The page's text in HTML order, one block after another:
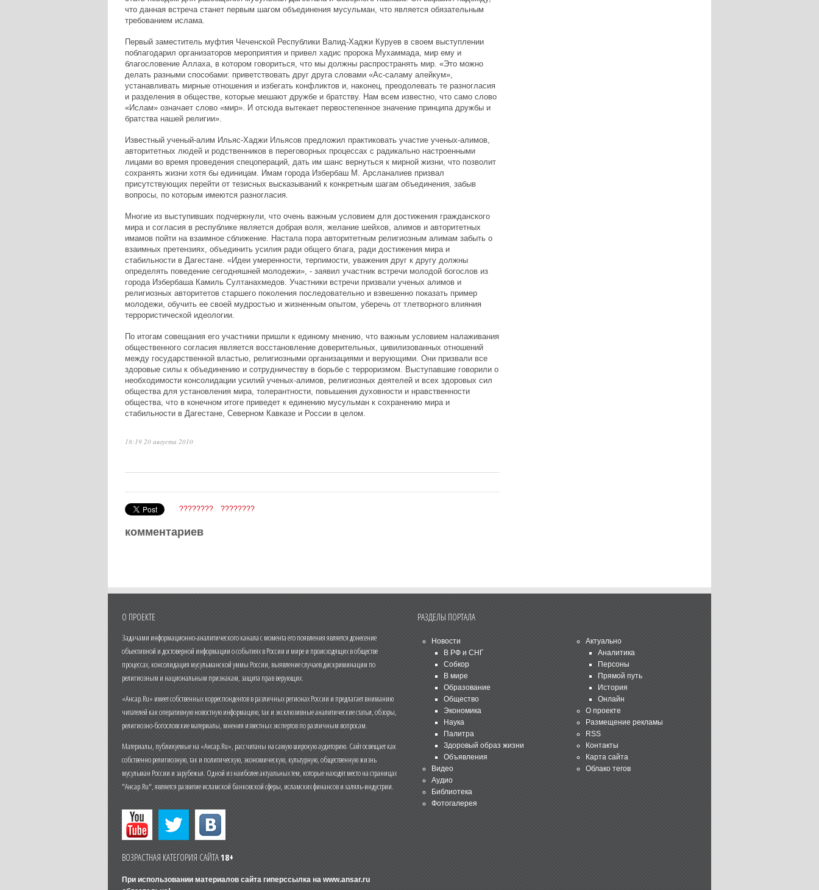
что данная встреча станет первым шагом объединения мусульман, что является обязательным
требованием ислама.
Первый заместитель муфтия Чеченской Республики Валид-Хаджи Куруев в своем выступлении
поблагодарил организаторов мероприятия и привел хадис пророка Мухаммада, мир ему и
благословение Аллаха, в котором говориться, что мы должны распространять мир. «Это можно
делать разными способами: приветствовать друг друга словами «Ас-саламу алейкум»,
устанавливать мирные отношения и избегать конфликтов и, наконец, преодолевать те разногласия
и разделения в обществе, которые мешают дружбе и братству. Нам всем известно, что само слово
«Ислам» означает слово «мир». И отсюда вытекает первостепенное значение принципа дружбы и
братства нашей религии».
Известный ученый-алим Ильяс-Хаджи Ильясов предложил практиковать участие ученых-алимов,
авторитетных людей и родственников в переговорных процессах с радикально настроенными
лицами во время проведения спецопераций, дать им шанс вернуться к мирной жизни, что позволит
сохранять жизни хотя бы единицам. Имам города Избербаш М. Арсланалиев призвал
присутствующих перейти от тезисных высказываний к конкретным шагам объединения, забыв
вопросы, по которым имеются разногласия.
Многие из выступивших подчеркнули, что очень важным условием для достижения гражданского
мира и согласия в республике является добрая воля, желание шейхов, алимов и авторитетных
имамов пойти на взаимное сближение. Настала пора авторитетным религиозным алимам забыть о
взаимных претензиях, объединить усилия ради общего блага, ради достижения мира и
стабильности в Дагестане. «Идеи умеренности, терпимости, уважения друг к другу должны
определять поведение сегодняшней молодежи», - заявил участник встречи молодой богослов из
города Избербаша Камиль Султанахмедов. Участники встречи призвали ученых алимов и
религиозных авторитетов старшего поколения последовательно и взвешенно показать пример
молодежи, обучить ее своей мудростью и жизненным опытом, уберечь от тлетворного влияния
террористической идеологии.
По итогам совещания его участники пришли к единому мнению, что важным условием налаживания
общественного согласия является восстановление доверительных, цивилизованных отношений
между государственной властью, религиозными организациями и верующими. Они призвали все
здоровые силы к объединению и сотрудничеству в борьбе с терроризмом. Выступавшие говорили о
необходимости консолидации усилий ученых-алимов, религиозных деятелей и всех здоровых сил
общества для установления мира, толерантности, повышения духовности и нравственности
общества, что в конечном итоге приведет к единению мусульман к сохранению мира и
стабильности в Дагестане, Северном Кавказе и России в целом.
18:19 20 августа 2010
???????? ????????
комментариев
О ПРОЕКТЕ
Задачами информационно-аналитического канала с момента его появления является донесение
объективной и достоверной информации о событиях в России и мире и происходящих в обществе
процессах, консолидация мусульманской уммы России, выявление случаев дискриминации по
религиозным и национальным признакам, защита прав верующих.
«Ансар.Ru» имеет собственных корреспондентов в различных регионах России и предлагает вниманию
читателей как оперативную новостную информацию, так и эксклюзивные аналитические статьи, обзоры,
религиозно-богословские материалы, мнения известных экспертов по различным вопросам.
Материалы, публикуемые на «Ансар.Ru», рассчитаны на самую широкую аудиторию. Сайт освещает как
собственно религиозную, так и политическую, экономическую, культурную, общественную жизнь
мусульман России и зарубежья. Одной из наиболее актуальных тем, которые находят место на страницах
"Ансар.Ru", является развитие исламской банковской сферы, исламских финансов и халяль-индустрии.
ВОЗРАСТНАЯ КАТЕГОРИЯ САЙТА18+
При использовании материалов сайта гиперссылка на www.ansar.ru
РАЗДЕЛЫ ПОРТАЛА
Новости
В РФ и СНГ
Собкор
В мире
Образование
Общество
Экономика
Наука
Палитра
Здоровый образ жизни
Объявления
Видео
Аудио
Библиотека
Фотогалерея
Актуально
Аналитика
Персоны
Прямой путь
История
Онлайн
О проекте
Размещение рекламы
RSS
Контакты
Карта сайта
Облако тегов